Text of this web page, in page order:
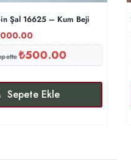
Şal 16625 – Kum Beji
₺500.00
Sepete Ekle